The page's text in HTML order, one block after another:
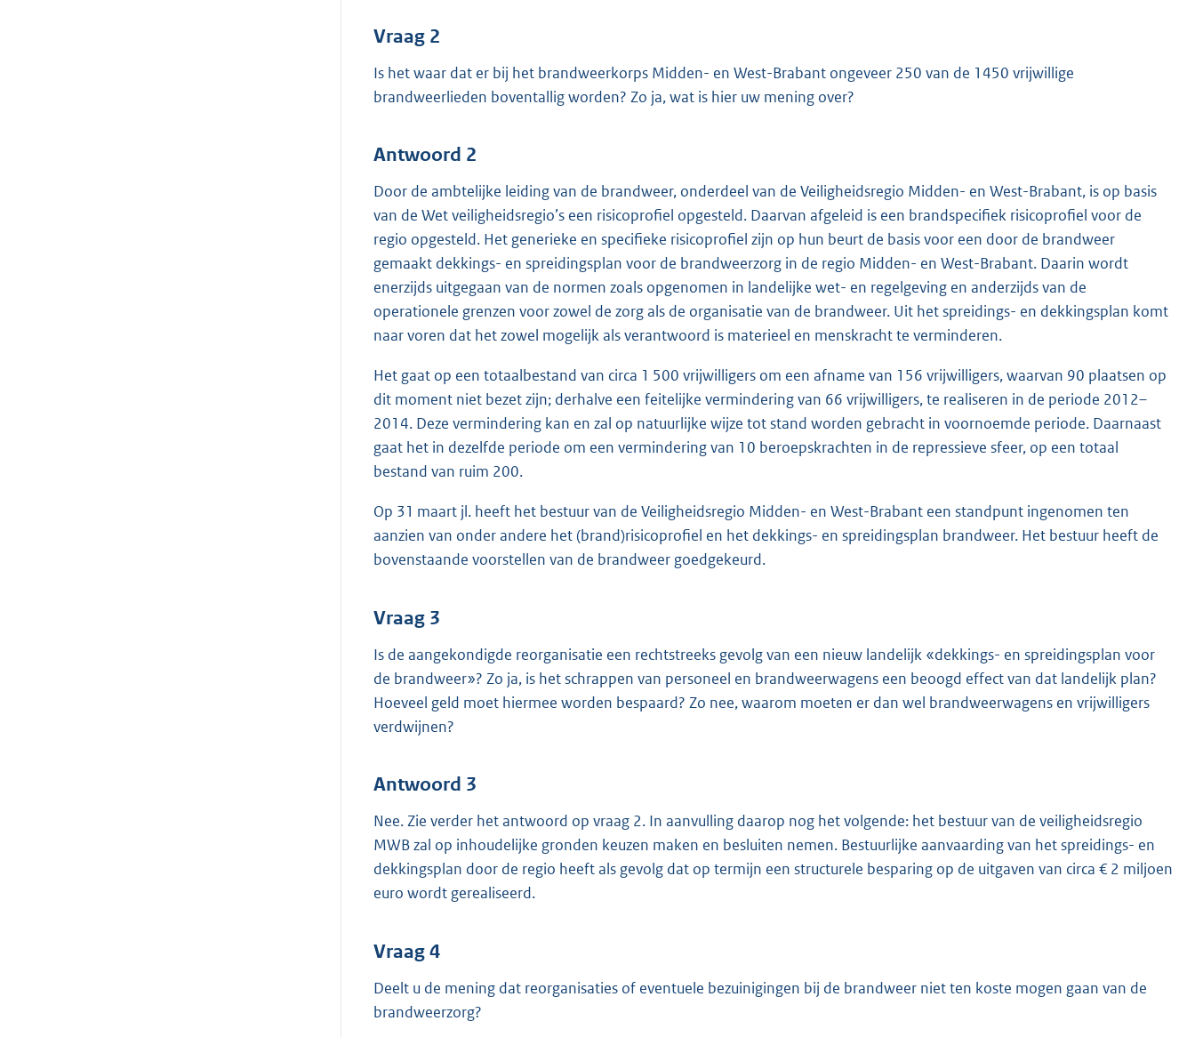
Vraag 2
Is het waar dat er bij het brandweerkorps Midden- en West-Brabant ongeveer 250 van de 1450 vrijwillige
brandweerlieden boventallig worden? Zo ja, wat is hier uw mening over?
Antwoord 2
Door de ambtelijke leiding van de brandweer, onderdeel van de Veiligheidsregio Midden- en West-Brabant, is op basis
van de Wet veiligheidsregio’s een risicoprofiel opgesteld. Daarvan afgeleid is een brandspecifiek risicoprofiel voor de
regio opgesteld. Het generieke en specifieke risicoprofiel zijn op hun beurt de basis voor een door de brandweer
gemaakt dekkings- en spreidingsplan voor de brandweerzorg in de regio Midden- en West-Brabant. Daarin wordt
enerzijds uitgegaan van de normen zoals opgenomen in landelijke wet- en regelgeving en anderzijds van de
operationele grenzen voor zowel de zorg als de organisatie van de brandweer. Uit het spreidings- en dekkingsplan komt
naar voren dat het zowel mogelijk als verantwoord is materieel en menskracht te verminderen.
Het gaat op een totaalbestand van circa 1 500 vrijwilligers om een afname van 156 vrijwilligers, waarvan 90 plaatsen op
dit moment niet bezet zijn; derhalve een feitelijke vermindering van 66 vrijwilligers, te realiseren in de periode 2012–
2014. Deze vermindering kan en zal op natuurlijke wijze tot stand worden gebracht in voornoemde periode. Daarnaast
gaat het in dezelfde periode om een vermindering van 10 beroepskrachten in de repressieve sfeer, op een totaal
bestand van ruim 200.
Op 31 maart jl. heeft het bestuur van de Veiligheidsregio Midden- en West-Brabant een standpunt ingenomen ten
aanzien van onder andere het (brand)risicoprofiel en het dekkings- en spreidingsplan brandweer. Het bestuur heeft de
bovenstaande voorstellen van de brandweer goedgekeurd.
Vraag 3
Is de aangekondigde reorganisatie een rechtstreeks gevolg van een nieuw landelijk «dekkings- en spreidingsplan voor
de brandweer»? Zo ja, is het schrappen van personeel en brandweerwagens een beoogd effect van dat landelijk plan?
Hoeveel geld moet hiermee worden bespaard? Zo nee, waarom moeten er dan wel brandweerwagens en vrijwilligers
verdwijnen?
Antwoord 3
Nee. Zie verder het antwoord op vraag 2. In aanvulling daarop nog het volgende: het bestuur van de veiligheidsregio
MWB zal op inhoudelijke gronden keuzen maken en besluiten nemen. Bestuurlijke aanvaarding van het spreidings- en
dekkingsplan door de regio heeft als gevolg dat op termijn een structurele besparing op de uitgaven van circa € 2 miljoen
euro wordt gerealiseerd.
Vraag 4
Deelt u de mening dat reorganisaties of eventuele bezuinigingen bij de brandweer niet ten koste mogen gaan van de
brandweerzorg?